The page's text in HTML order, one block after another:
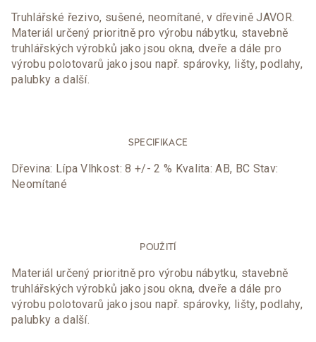
Truhlářské řezivo, sušené, neomítané, v dřevině JAVOR.
Materiál určený prioritně pro výrobu nábytku, stavebně
truhlářských výrobků jako jsou okna, dveře a dále pro
výrobu polotovarů jako jsou např. spárovky, lišty, podlahy,
palubky a další.
SPECIFIKACE
Dřevina: Lípa Vlhkost: 8 +/- 2 % Kvalita: AB, BC Stav:
Neomítané
POUŽITÍ
Materiál určený prioritně pro výrobu nábytku, stavebně
truhlářských výrobků jako jsou okna, dveře a dále pro
výrobu polotovarů jako jsou např. spárovky, lišty, podlahy,
palubky a další.